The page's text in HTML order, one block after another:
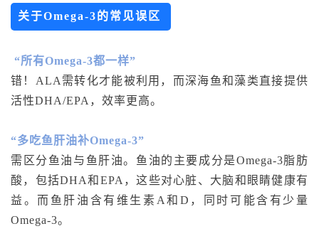
关于Omega-3的常见误区
“所有Omega-3都一样”
错！ALA需转化才能被利用，而深海鱼和藻类直接提供
活性DHA/EPA，效率更高。
“多吃鱼肝油补Omega-3”
需区分鱼油与鱼肝油。鱼油的主要成分是Omega-3脂肪
酸，包括DHA和EPA，这些对心脏、大脑和眼睛健康有
益。而鱼肝油含有维生素A和D，同时可能含有少量
Omega-3。